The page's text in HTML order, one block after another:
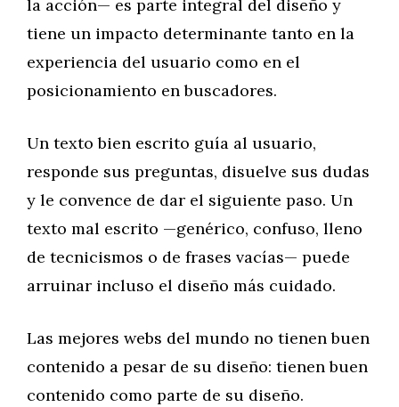
la acción— es parte integral del diseño y
tiene un impacto determinante tanto en la
experiencia del usuario como en el
posicionamiento en buscadores.
Un texto bien escrito guía al usuario,
responde sus preguntas, disuelve sus dudas
y le convence de dar el siguiente paso. Un
texto mal escrito —genérico, confuso, lleno
de tecnicismos o de frases vacías— puede
arruinar incluso el diseño más cuidado.
Las mejores webs del mundo no tienen buen
contenido a pesar de su diseño: tienen buen
contenido como parte de su diseño.